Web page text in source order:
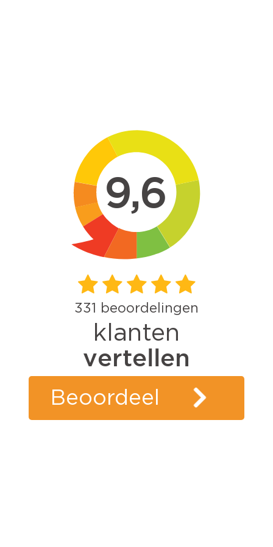
9,6
331 beoordelingen
klanten
vertellen
Beoordeel